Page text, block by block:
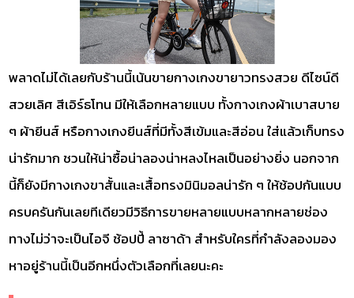
พลาดไม่ได้เลยกับร้านนี้เน้นขายกางเกงขายาวทรงสวย ดีไซน์ดี
สวยเลิศ สีเอิร์ธโทน มีให้เลือกหลายแบบ ทั้งกางเกงผ้าเบาสบาย
ๆ ผ้ายีนส์ หรือกางเกงยีนส์ที่มีทั้งสีเข้มและสีอ่อน ใส่แล้วเก็บทรง
น่ารักมาก ชวนให้น่าซื้อน่าลองน่าหลงไหลเป็นอย่างยิ่ง นอกจาก
นี้ก็ยังมีกางเกงขาสั้นและเสื้อทรงมินิมอลน่ารัก ๆ ให้ช้อปกันแบบ
ครบครันกันเลยทีเดียวมีวิธีการขายหลายแบบหลากหลายช่อง
ทางไม่ว่าจะเป็นไอจี ช้อปปี้ ลาซาด้า สำหรับใครที่กำลังลองมอง
หาอยู่ร้านนี้เป็นอีกหนึ่งตัวเลือกที่เลยนะคะ